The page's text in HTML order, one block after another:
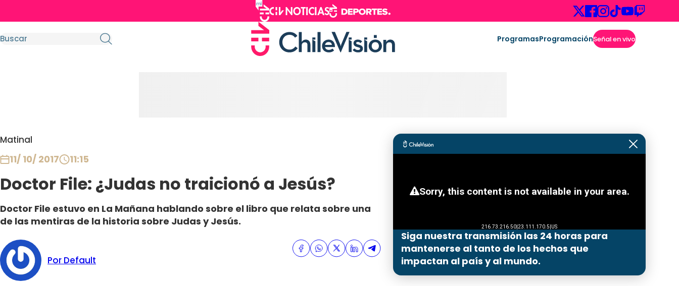
ProgramasProgramaciónSeñal en vivo
Matinal
11/ 10/ 2017 11:15
Doctor File: ¿Judas no traicionó a Jesús?
Doctor File estuvo en La Mañana hablando sobre el libro que relata sobre una
de las mentiras de la historia sobre Judas y Jesús.
Por Default
Siga nuestra transmisión las 24 horas para
mantenerse al tanto de los hechos que
impactan al país y al mundo.